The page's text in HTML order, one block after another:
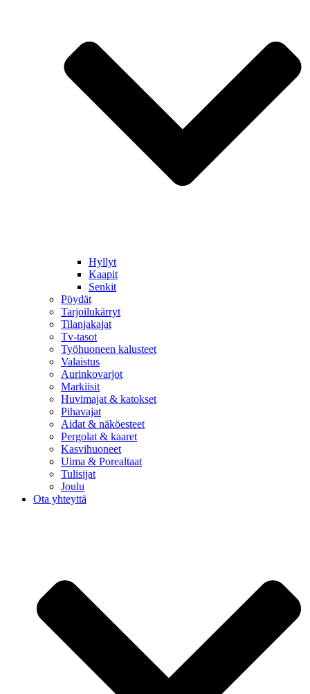
Hyllyt
Kaapit
Senkit
Pöydät
Tarjoilukärryt
Tilanjakajat
Tv-tasot
Työhuoneen kalusteet
Valaistus
Aurinkovarjot
Markiisit
Huvimajat & katokset
Pihavajat
Aidat & näköesteet
Pergolat & kaaret
Kasvihuoneet
Uima & Porealtaat
Tulisijat
Joulu
Ota yhteyttä